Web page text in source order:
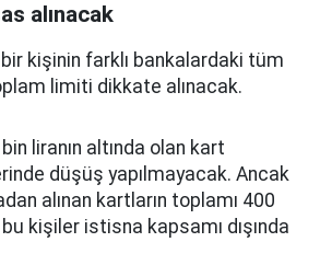
alınacak
kişinin farklı bankalardaki tüm
limiti dikkate alınacak.
liranın altında olan kart
düşüş yapılmayacak. Ancak
alınan kartların toplamı 400
bu kişiler istisna kapsamı dışında